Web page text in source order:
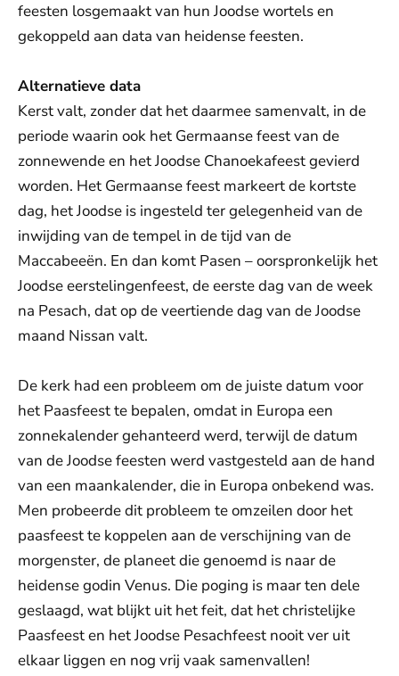
feesten losgemaakt van hun Joodse wortels en
gekoppeld aan data van heidense feesten.
Alternatieve data
Kerst valt, zonder dat het daarmee samenvalt, in de
periode waarin ook het Germaanse feest van de
zonnewende en het Joodse Chanoekafeest gevierd
worden. Het Germaanse feest markeert de kortste
dag, het Joodse is ingesteld ter gelegenheid van de
inwijding van de tempel in de tijd van de
Maccabeeën. En dan komt Pasen – oorspronkelijk het
Joodse eerstelingenfeest, de eerste dag van de week
na Pesach, dat op de veertiende dag van de Joodse
maand Nissan valt.
De kerk had een probleem om de juiste datum voor
het Paasfeest te bepalen, omdat in Europa een
zonnekalender gehanteerd werd, terwijl de datum
van de Joodse feesten werd vastgesteld aan de hand
van een maankalender, die in Europa onbekend was.
Men probeerde dit probleem te omzeilen door het
paasfeest te koppelen aan de verschijning van de
morgenster, de planeet die genoemd is naar de
heidense godin Venus. Die poging is maar ten dele
geslaagd, wat blijkt uit het feit, dat het christelijke
Paasfeest en het Joodse Pesachfeest nooit ver uit
elkaar liggen en nog vrij vaak samenvallen!